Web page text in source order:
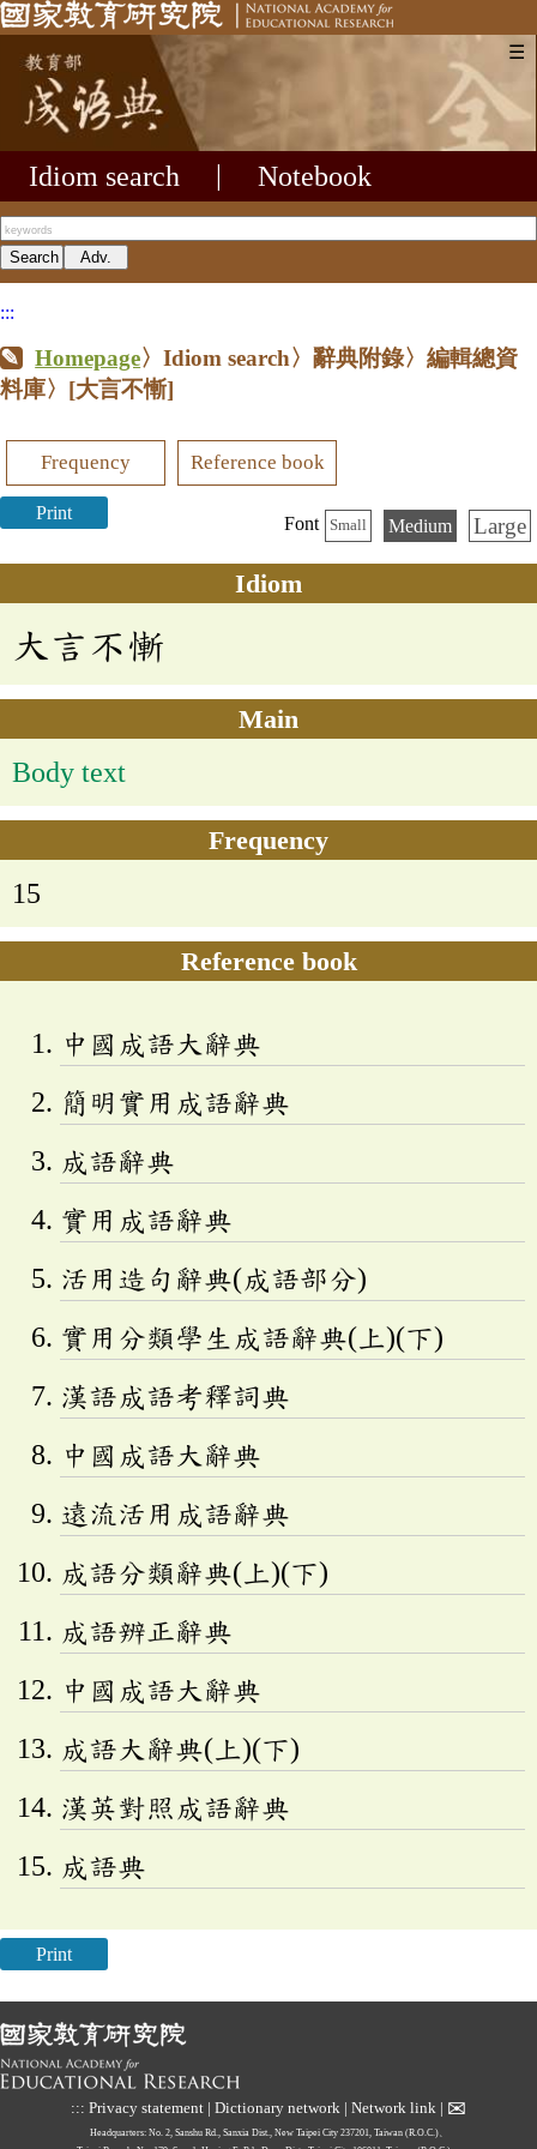
☰
Idiom search Notebook
:::
Homepage〉Idiom search〉辭典附錄〉編輯總資
料庫〉 [大言不慚]
Frequency Reference book
Print
Font Small Medium Large
Idiom
大言不慚
Main
Body text
Frequency
15
Reference book
中國成語大辭典
簡明實用成語辭典
成語辭典
實用成語辭典
活用造句辭典(成語部分)
實用分類學生成語辭典(上)(下)
漢語成語考釋詞典
中國成語大辭典
遠流活用成語辭典
成語分類辭典(上)(下)
成語辨正辭典
中國成語大辭典
成語大辭典(上)(下)
漢英對照成語辭典
成語典
Print
::: Privacy statement | Dictionary network | Network link | ✉
Headquarters: No. 2, Sanshu Rd., Sanxia Dist., New Taipei City 237201, Taiwan (R.O.C.)、